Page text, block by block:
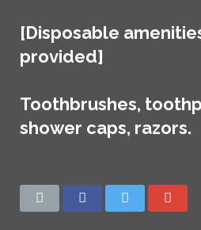
[Disposable
provided]
Toothbrushes,
shower caps, razors.